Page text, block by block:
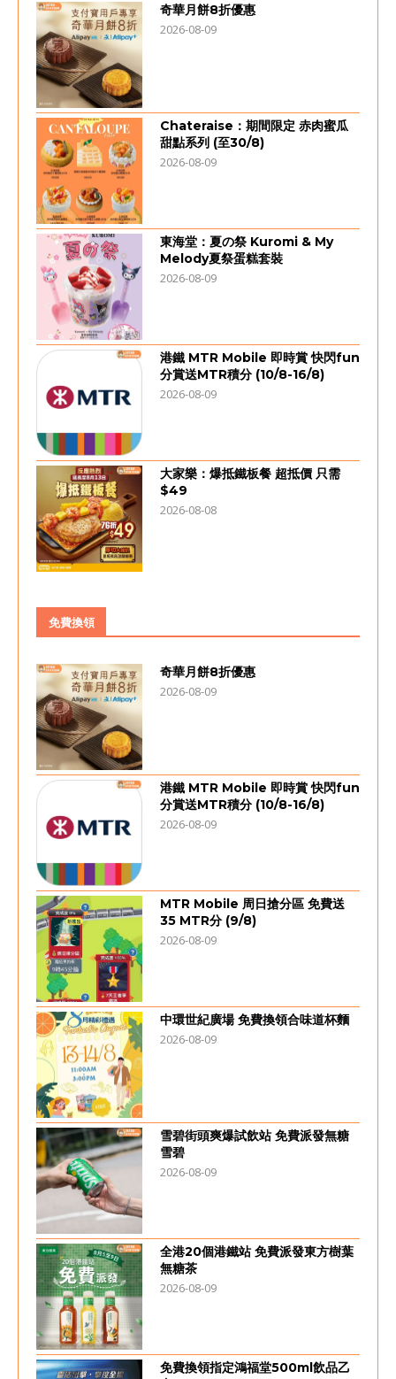
奇華月餅8折優惠
2026-08-09
Chateraise：期間限定 赤肉蜜瓜
甜點系列 (至30/8)
2026-08-09
東海堂：夏の祭 Kuromi & My
Melody夏祭蛋糕套裝
2026-08-09
港鐵 MTR Mobile 即時賞 快閃fun
分賞送MTR積分 (10/8-16/8)
2026-08-09
大家樂：爆抵鐵板餐 超抵價 只需
$49
2026-08-08
免費換領
奇華月餅8折優惠
2026-08-09
港鐵 MTR Mobile 即時賞 快閃fun
分賞送MTR積分 (10/8-16/8)
2026-08-09
MTR Mobile 周日搶分區 免費送
35 MTR分 (9/8)
2026-08-09
中環世紀廣場 免費換領合味道杯麵
2026-08-09
雪碧街頭爽爆試飲站 免費派發無糖
雪碧
2026-08-09
全港20個港鐵站 免費派發東方樹葉
無糖茶
2026-08-09
免費換領指定鴻福堂500ml飲品乙